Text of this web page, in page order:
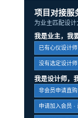
项目对接服
为业主匹配设
我是业主，我
已有心仪设计
没有选定设计
我是设计师，
非会员申请直
申请加入会员